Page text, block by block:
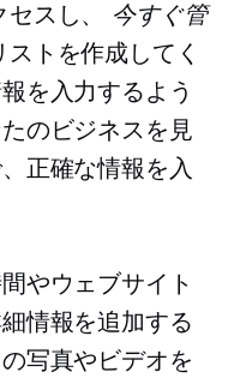
スし、 今すぐ管
トを作成してく
を入力するよう
のビジネスを見
正確な情報を入
やウェブサイト
情報を追加する
写真やビデオを